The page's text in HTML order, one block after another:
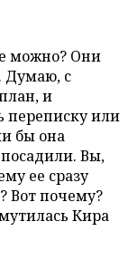
можно? Они
Думаю, с
и
переписку или
бы она
Вы,
ее сразу
Вот почему?
Кира